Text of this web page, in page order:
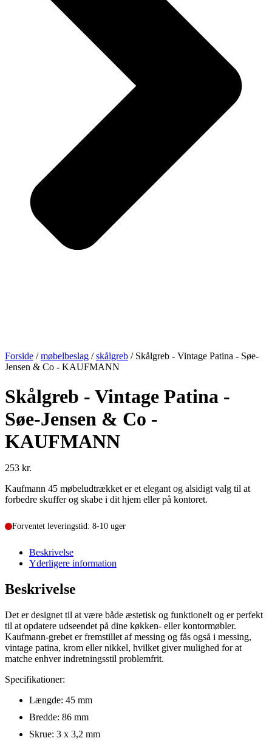
Forside /møbelbeslag /skålgreb / Skålgreb - Vintage Patina - Søe-
Jensen & Co - KAUFMANN
Skålgreb - Vintage Patina -
Søe-Jensen & Co -
KAUFMANN
253 kr.
Kaufmann 45 møbeludtrækket er et elegant og alsidigt valg til at
forbedre skuffer og skabe i dit hjem eller på kontoret.
Forventet leveringstid: 8-10 uger
Beskrivelse
Yderligere information
Beskrivelse
Det er designet til at være både æstetisk og funktionelt og er perfekt
til at opdatere udseendet på dine køkken- eller kontormøbler.
Kaufmann-grebet er fremstillet af messing og fås også i messing,
vintage patina, krom eller nikkel, hvilket giver mulighed for at
matche enhver indretningsstil problemfrit.
Specifikationer:
Længde: 45 mm
Bredde: 86 mm
Skrue: 3 x 3,2 mm